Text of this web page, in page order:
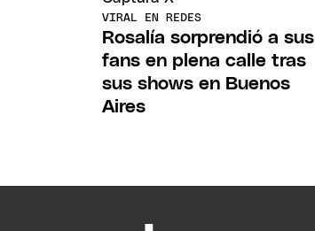
VIRAL EN REDES
Rosalía sorprendió a sus
fans en plena calle tras
sus shows en Buenos
Aires